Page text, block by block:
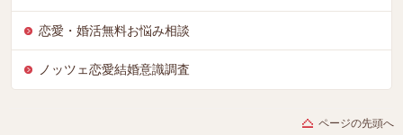
恋愛・婚活無料お悩み相談
ノッツェ恋愛結婚意識調査
ページの先頭へ